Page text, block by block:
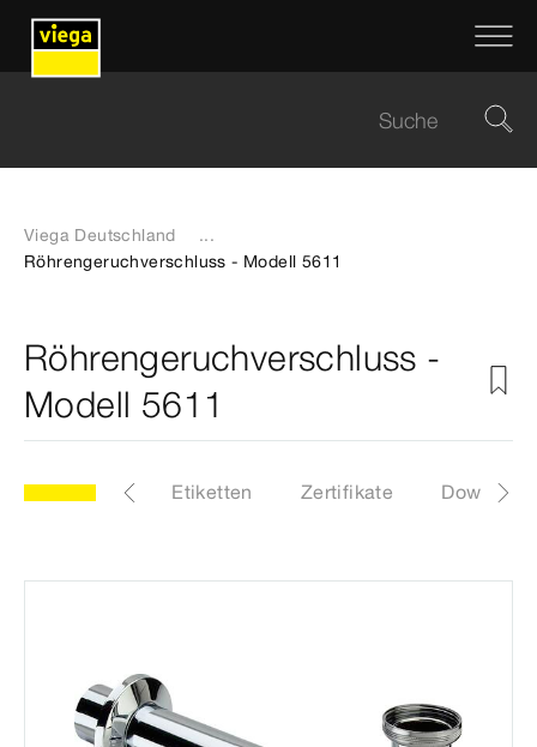
Viega Deutschland
...
Röhrengeruchverschluss - Modell 5611
Röhrengeruchverschluss -
Modell 5611
Artikel Etiketten Zertifikate